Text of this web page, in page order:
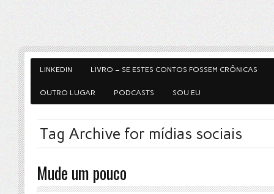
LINKEDIN LIVRO – SE ESTES CONTOS FOSSEM CRÔNICAS
OUTRO LUGAR PODCASTS SOU EU
Tag Archive for mídias sociais
Mude um pouco